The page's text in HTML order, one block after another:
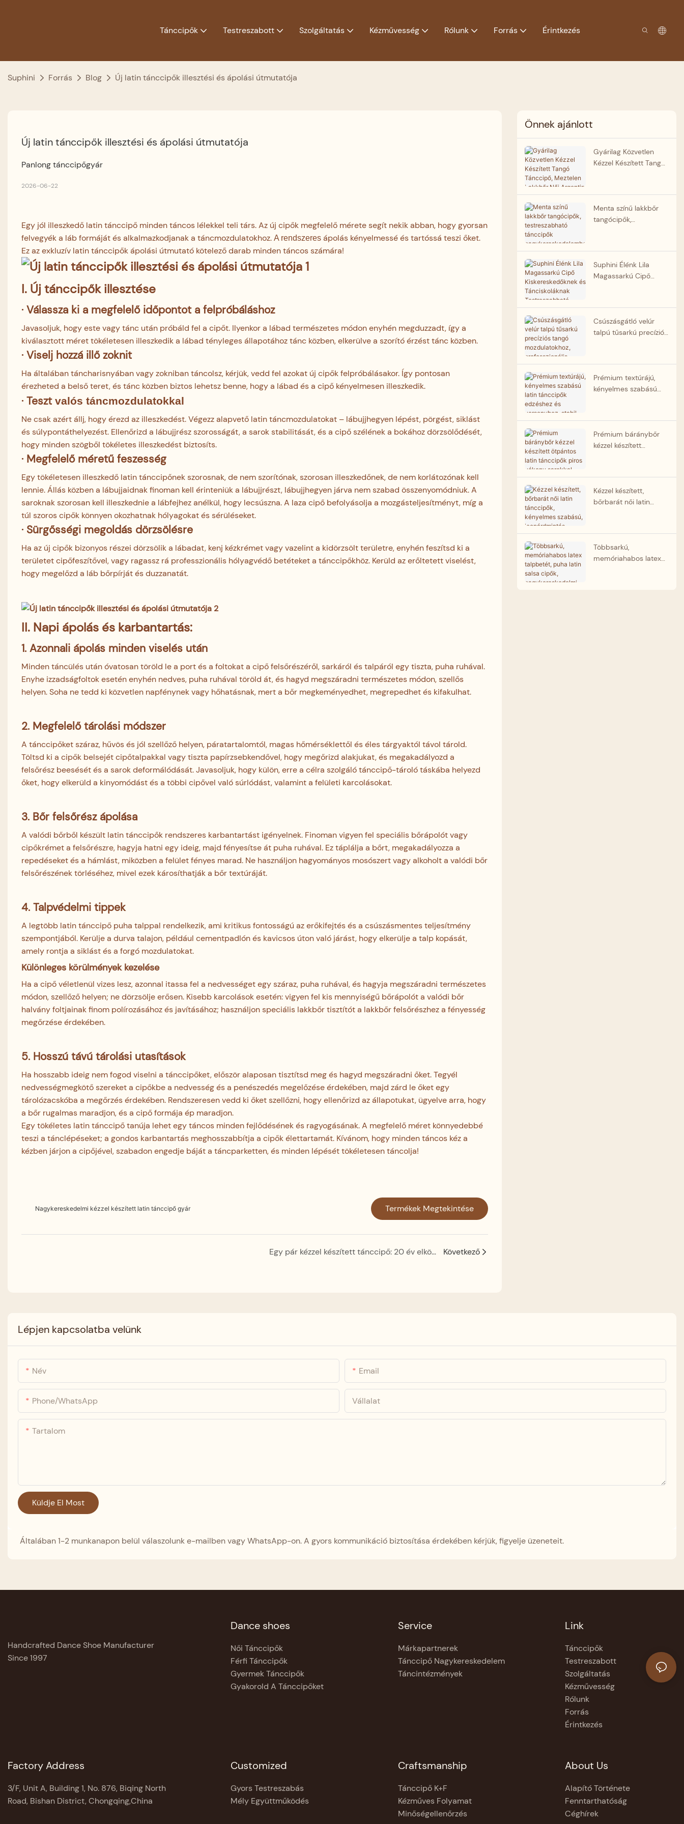
Tánccipők Testreszabott Szolgáltatás Kézművesség Rólunk Forrás Érintkezés
Suphini Forrás Blog Új latin tánccipők illesztési és ápolási útmutatója
Új latin tánccipők illesztési és ápolási útmutatója
Panlong tánccipőgyár
2026-06-22
Egy jól illeszkedő latin tánccipő minden táncos lélekkel teli társ. Az új cipők megfelelő mérete segít nekik abban, hogy gyorsan
felvegyék a láb formáját és alkalmazkodjanak a táncmozdulatokhoz. A rendszeresápolás kényelmessé és tartóssá teszi őket.
Ez az exkluzív latin tánccipők ápolási útmutató kötelező darab minden táncos számára!
I. Új tánccipők illesztése
· Válassza ki a megfelelő időpontot a felpróbáláshoz
Javasoljuk, hogy este vagy tánc után próbáld fel a cipőt. Ilyenkor a lábad természetes módon enyhén megduzzadt, így a
kiválasztott méret tökéletesen illeszkedik a lábad tényleges állapotához tánc közben, elkerülve a szorító érzést tánc közben.
· Viselj hozzá illő zoknit
Ha általában táncharisnyában vagy zokniban táncolsz, kérjük, vedd fel azokat új cipők felpróbálásakor. Így pontosan
érezheted a belső teret, és tánc közben biztos lehetsz benne, hogy a lábad és a cipő kényelmesen illeszkedik.
· Teszt valós táncmozdulatokkal
Ne csak azért állj, hogy érezd az illeszkedést. Végezz alapvető latin táncmozdulatokat – lábujjhegyen lépést, pörgést, siklást
és súlypontáthelyezést. Ellenőrizd a lábujjrész szorosságát, a sarok stabilitását, és a cipő szélének a bokához dörzsölődését,
hogy minden szögből tökéletes illeszkedést biztosíts.
· Megfelelő méretű feszesség
Egy tökéletesen illeszkedő latin tánccipőnek szorosnak, de nem szorítónak, szorosan illeszkedőnek, de nem korlátozónak kell
lennie. Állás közben a lábujjaidnak finoman kell érinteniük a lábujjrészt, lábujjhegyen járva nem szabad összenyomódniuk. A
saroknak szorosan kell illeszkednie a lábfejhez anélkül, hogy lecsúszna. A laza cipő befolyásolja a mozgásteljesítményt, míg a
túl szoros cipők könnyen okozhatnak hólyagokat és sérüléseket.
· Sürgősségi megoldás dörzsölésre
Ha az új cipők bizonyos részei dörzsölik a lábadat, kenj kézkrémet vagy vazelint a kidörzsölt területre, enyhén feszítsd ki a
területet cipőfeszítővel, vagy ragassz rá professzionális hólyagvédő betéteket a tánccipőkhöz. Kerüld az erőltetett viselést,
hogy megelőzd a láb bőrpírját és duzzanatát.
II. Napi ápolás és karbantartás:
1. Azonnali ápolás minden viselés után
Minden táncülés után óvatosan töröld le a port és a foltokat a cipő felsőrészéről, sarkáról és talpáról egy tiszta, puha ruhával.
Enyhe izzadságfoltok esetén enyhén nedves, puha ruhával töröld át, és hagyd megszáradni természetes módon, szellős
helyen. Soha ne tedd ki közvetlen napfénynek vagy hőhatásnak, mert a bőr megkeményedhet, megrepedhet és kifakulhat.
2. Megfelelő tárolási módszer
A tánccipőket száraz, hűvös és jól szellőző helyen, páratartalomtól, magas hőmérséklettől és éles tárgyaktól távol tárold.
Töltsd ki a cipők belsejét cipőtalpakkal vagy tiszta papírzsebkendővel, hogy megőrizd alakjukat, és megakadályozd a
felsőrész beesését és a sarok deformálódását. Javasoljuk, hogy külön, erre a célra szolgáló tánccipő-tároló táskába helyezd
őket, hogy elkerüld a kinyomódást és a többi cipővel való súrlódást, valamint a felületi karcolásokat.
3. Bőr felsőrész ápolása
A valódi bőrből készült latin tánccipők rendszeres karbantartást igényelnek. Finoman vigyen fel speciális bőrápolót vagy
cipőkrémet a felsőrészre, hagyja hatni egy ideig, majd fényesítse át puha ruhával. Ez táplálja a bőrt, megakadályozza a
repedéseket és a hámlást, miközben a felület fényes marad. Ne használjon hagyományos mosószert vagy alkoholt a valódi bőr
felsőrészének törléséhez, mivel ezek károsíthatják a bőr textúráját.
4. Talpvédelmi tippek
A legtöbb latin tánccipő puha talppal rendelkezik, ami kritikus fontosságú az erőkifejtés és a csúszásmentes teljesítmény
szempontjából. Kerülje a durva talajon, például cementpadlón és kavicsos úton való járást, hogy elkerülje a talp kopását,
amely rontja a siklást és a forgó mozdulatokat.
Különleges körülmények kezelése
Ha a cipő véletlenül vizes lesz, azonnal itassa fel a nedvességet egy száraz, puha ruhával, és hagyja megszáradni természetes
módon, szellőző helyen; ne dörzsölje erősen. Kisebb karcolások esetén: vigyen fel kis mennyiségű bőrápolót a valódi bőr
halvány foltjainak finom polírozásához és javításához; használjon speciális lakkbőr tisztítót a lakkbőr felsőrészhez a fényesség
megőrzése érdekében.
5. Hosszú távú tárolási utasítások
Ha hosszabb ideig nem fogod viselni a tánccipőket, először alaposan tisztítsd meg és hagyd megszáradni őket. Tegyél
nedvességmegkötő szereket a cipőkbe a nedvesség és a penészedés megelőzése érdekében, majd zárd le őket egy
tárolózacskóba a megőrzés érdekében. Rendszeresen vedd ki őket szellőzni, hogy ellenőrizd az állapotukat, ügyelve arra, hogy
a bőr rugalmas maradjon, és a cipő formája ép maradjon.
Egy tökéletes latin tánccipő tanúja lehet egy táncos minden fejlődésének és ragyogásának. A megfelelő méret könnyedebbé
teszi a tánclépéseket; a gondos karbantartás meghosszabbítja a cipők élettartamát. Kívánom, hogy minden táncos kéz a
kézben járjon a cipőjével, szabadon engedje báját a táncparketten, és minden lépését tökéletesen táncolja!
Nagykereskedelmi kézzel készített latin tánccipő gyár Termékek Megtekintése
Egy pár kézzel készített tánccipő: 20 év elkötelezettség és precizitás Következő
Önnek ajánlott
Gyárilag Közvetlen
Kézzel Készített Tangó
Tangó Cipők
Menta színű lakkbőr
tangócipők,
nagykereskedelemben
Suphini Élénk Lila
Magassarkú Cipő
Testreszabható Tangó
Tánccipők Beszállítója
Csúszásgátló velúr
talpú tűsarkú precíziós
argentin tangó
tánccipők gyártója
Prémium textúrájú,
kényelmes szabású
versenyhez, stabil
sarokkal, marhabőr
külső talppal,
Prémium báránybőr
kézzel készített
vékony sarokkal,
tánccipők
nagykereskedelemben
Kézzel készített,
bőrbarát női latin
leopárdmintás,
professzionális
tánccipők gyártója
Többsarkú,
memóriahabos latex
Lépjen kapcsolatba velünk
Név Email
Phone/whatsApp Vállalat
Tartalom
Küldje El Most
Általában 1-2 munkanapon belül válaszolunk e-mailben vagy WhatsApp-on. A gyors kommunikáció biztosítása érdekében kérjük, figyelje üzeneteit.
Handcrafted Dance Shoe Manufacturer
Since 1997
Dance shoes
Női Tánccipők
Férfi Tánccipők
Gyermek Tánccipők
Gyakorold A Tánccipőket
Service
Márkapartnerek
Tánccipő Nagykereskedelem
Táncintézmények
Link
Tánccipők
Testreszabott
Szolgáltatás
Kézművesség
Rólunk
Forrás
Érintkezés
Factory Address
3/F, Unit A, Building 1, No. 876, Biqing North
Road, Bishan District, Chongqing,China
Customized
Gyors Testreszabás
Mély Együttműködés
Craftsmanship
Tánccipő K+F
Kézműves Folyamat
Minőségellenőrzés
About Us
Alapító Története
Fenntarthatóság
Céghírek